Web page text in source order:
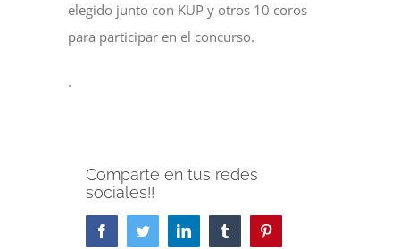
elegido junto con KUP y otros 10 coros
para participar en el concurso.
.
Comparte en tus redes
sociales!!
FacebookTwitterLinkedIn Tumblr